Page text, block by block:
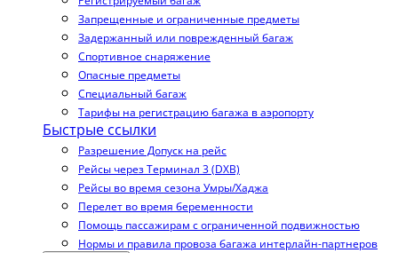
Запрещенные и ограниченные предметы
Задержанный или поврежденный багаж
Спортивное снаряжение
Опасные предметы
Специальный багаж
Тарифы на регистрацию багажа в аэропорту
Быстрые ссылки
Разрешение Допуск на рейс
Рейсы через Терминал 3 (DXB)
Рейсы во время сезона Умры/Хаджа
Перелет во время беременности
Помощь пассажирам с ограниченной подвижностью
Нормы и правила провоза багажа интерлайн-партнеров